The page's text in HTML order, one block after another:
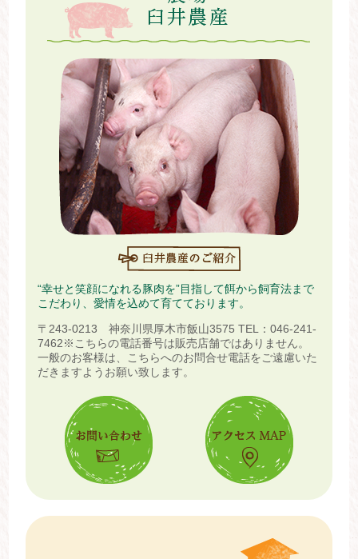
“幸せと笑顔になれる豚肉を”目指して餌から飼育法まで
こだわり、愛情を込めて育てております。
〒243-0213 神奈川県厚木市飯山3575 TEL：046-241-
7462※こちらの電話番号は販売店舗ではありません。
一般のお客様は、こちらへのお問合せ電話をご遠慮いた
だきますようお願い致します。